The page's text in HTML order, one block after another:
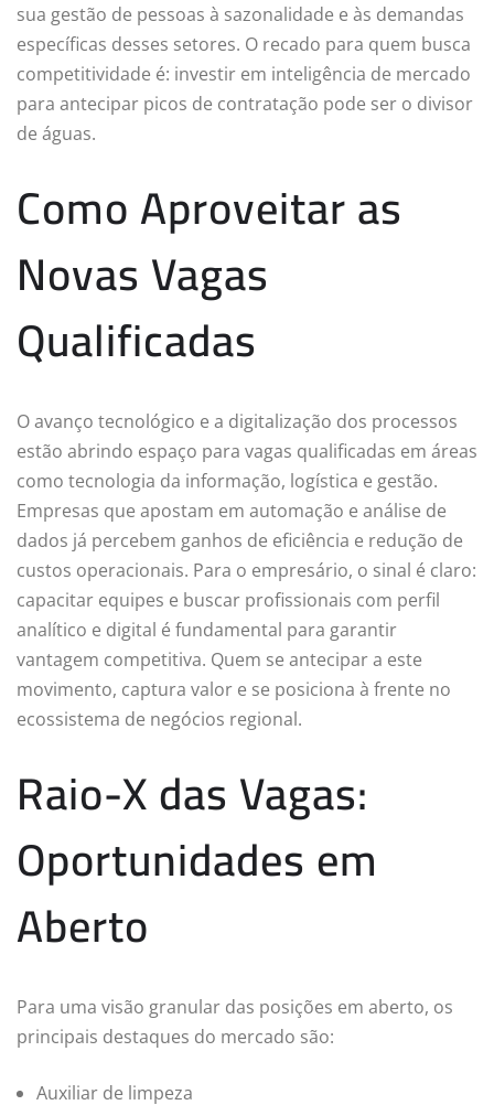
sua gestão de pessoas à sazonalidade e às demandas
específicas desses setores. O recado para quem busca
competitividade é: investir em inteligência de mercado
para antecipar picos de contratação pode ser o divisor
de águas.
Como Aproveitar as
Novas Vagas
Qualificadas
O avanço tecnológico e a digitalização dos processos
estão abrindo espaço para vagas qualificadas em áreas
como tecnologia da informação, logística e gestão.
Empresas que apostam em automação e análise de
dados já percebem ganhos de eficiência e redução de
custos operacionais. Para o empresário, o sinal é claro:
capacitar equipes e buscar profissionais com perfil
analítico e digital é fundamental para garantir
vantagem competitiva. Quem se antecipar a este
movimento, captura valor e se posiciona à frente no
ecossistema de negócios regional.
Raio-X das Vagas:
Oportunidades em
Aberto
Para uma visão granular das posições em aberto, os
principais destaques do mercado são:
Auxiliar de limpeza